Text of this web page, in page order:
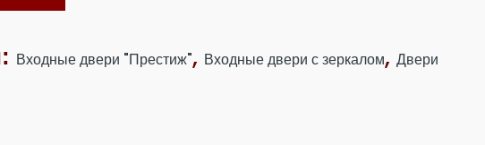
Входные двери "Престиж", Входные двери с зеркалом, Двери